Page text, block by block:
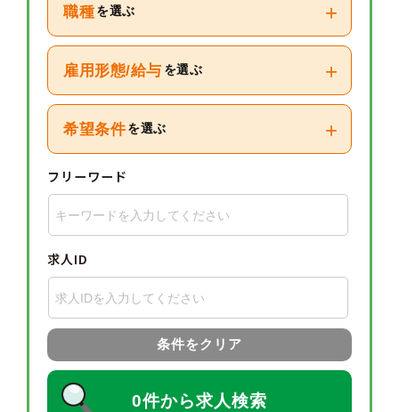
職種 を選ぶ +
雇用形態/給与 を選ぶ +
希望条件 を選ぶ +
フリーワード
求人ID
条件をクリア
0件から求人検索